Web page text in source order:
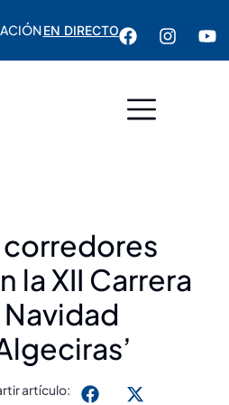
EN DIRECTO
la XII Carrera
artículo: